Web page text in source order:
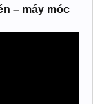
– máy móc